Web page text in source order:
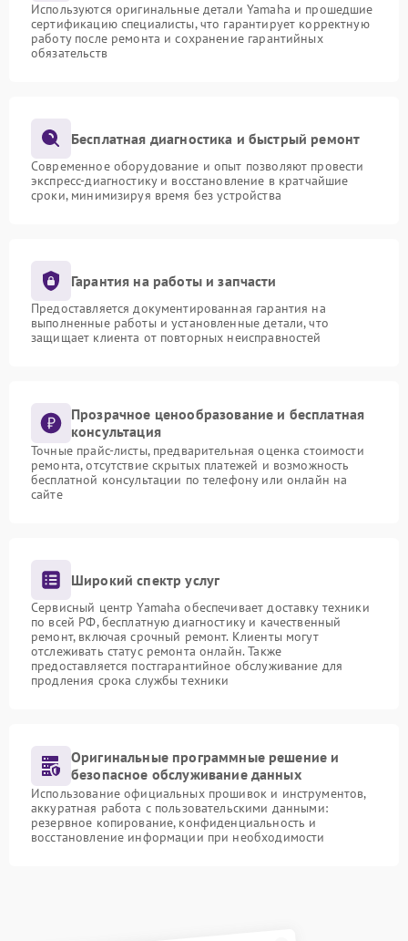
Используются оригинальные детали Yamaha и прошедшие
сертификацию специалисты, что гарантирует корректную
работу после ремонта и сохранение гарантийных
обязательств
Бесплатная диагностика и быстрый ремонт
Современное оборудование и опыт позволяют провести
экспресс-диагностику и восстановление в кратчайшие
сроки, минимизируя время без устройства
Гарантия на работы и запчасти
Предоставляется документированная гарантия на
выполненные работы и установленные детали, что
защищает клиента от повторных неисправностей
Прозрачное ценообразование и бесплатная
консультация
Точные прайс-листы, предварительная оценка стоимости
ремонта, отсутствие скрытых платежей и возможность
бесплатной консультации по телефону или онлайн на
сайте
Широкий спектр услуг
Сервисный центр Yamaha обеспечивает доставку техники
по всей РФ, бесплатную диагностику и качественный
ремонт, включая срочный ремонт. Клиенты могут
отслеживать статус ремонта онлайн. Также
предоставляется постгарантийное обслуживание для
продления срока службы техники
Оригинальные программные решение и
безопасное обслуживание данных
Использование официальных прошивок и инструментов,
аккуратная работа с пользовательскими данными:
резервное копирование, конфиденциальность и
восстановление информации при необходимости